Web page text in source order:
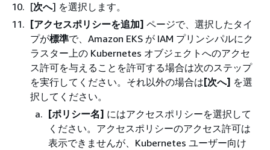
[次へ] を選択します。
[アクセスポリシーを追加] ページで、選択したタイ
プが標準で、Amazon EKS が IAM プリンシパルにク
ラスター上の Kubernetes オブジェクトへのアクセ
ス許可を与えることを許可する場合は次のステップ
を実行してください。それ以外の場合は[次へ] を選
択してください。
[ポリシー名] にはアクセスポリシーを選択して
ください。アクセスポリシーのアクセス許可は
表示できませんが、Kubernetes ユーザー向け